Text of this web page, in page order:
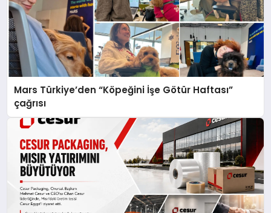
Mars Türkiye’den “Köpeğini İşe Götür Haftası”
çağrısı